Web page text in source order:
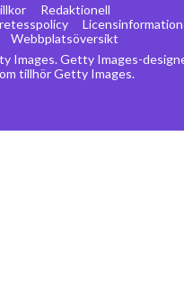
Images. Getty Images-
tillhör Getty Images.
Redaktionell
Licensinformation
Webbplatsöversikt